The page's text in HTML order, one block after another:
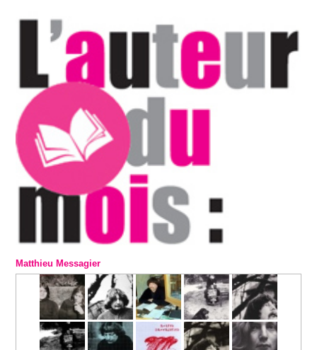
Matthieu Messagier